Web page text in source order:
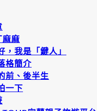
麻麻
，我是「鍵人」
格簡介
前、後半生
一下